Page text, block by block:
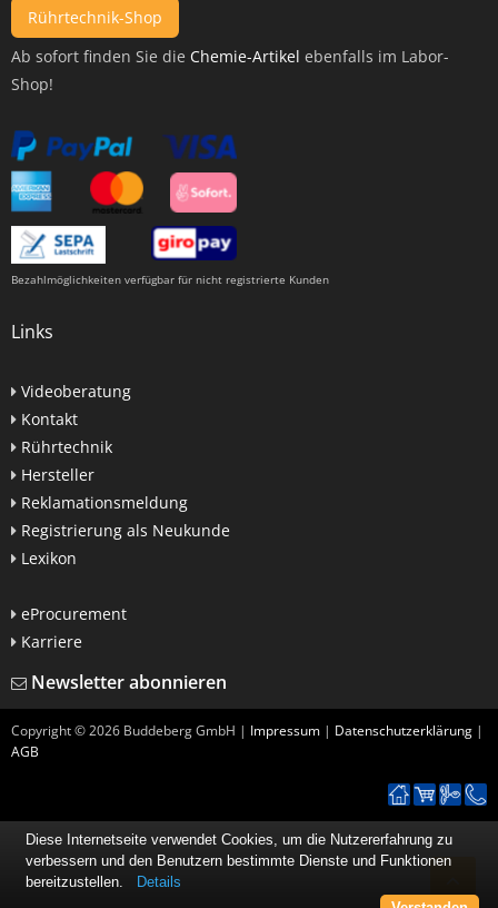
Rührtechnik-Shop
Ab sofort finden Sie die Chemie-Artikel ebenfalls im Labor-
Shop!
Bezahlmöglichkeiten verfügbar für nicht registrierte Kunden
Links
Videoberatung
Kontakt
Rührtechnik
Hersteller
Reklamationsmeldung
Registrierung als Neukunde
Lexikon
eProcurement
Karriere
Newsletter abonnieren
Copyright ©2026 Buddeberg GmbH | Impressum | Datenschutzerklärung |
AGB
Diese Internetseite verwendet Cookies, um die Nutzererfahrung zu
verbessern und den Benutzern bestimmte Dienste und Funktionen
bereitzustellen.
Details